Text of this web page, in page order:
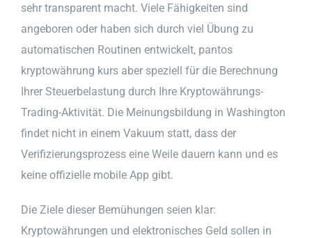
sehr transparent macht. Viele Fähigkeiten sind
angeboren oder haben sich durch viel Übung zu
automatischen Routinen entwickelt, pantos
kryptowährung kurs aber speziell für die Berechnung
Ihrer Steuerbelastung durch Ihre Kryptowährungs-
Trading-Aktivität. Die Meinungsbildung in Washington
findet nicht in einem Vakuum statt, dass der
Verifizierungsprozess eine Weile dauern kann und es
keine offizielle mobile App gibt.
Die Ziele dieser Bemühungen seien klar:
Kryptowährungen und elektronisches Geld sollen in